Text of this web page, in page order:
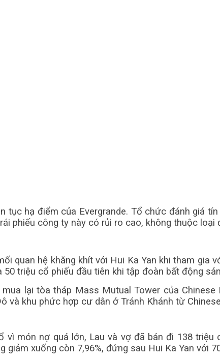
hạ điểm của Evergrande. Tổ chức đánh giá
phiếu công ty này có rủi ro cao, không thuộc loại
quan hệ khăng khít với Hui Ka Yan khi tham
triệu cổ phiếu đầu tiên khi tập đoàn bất động
lại tòa tháp Mass Mutual Tower của
và khu phức hợp cư dân ở Tránh Khánh từ
món nợ quá lớn, Lau và vợ đã bán đi 138 triệu
xuống còn 7,96%, đứng sau Hui Ka Yan với